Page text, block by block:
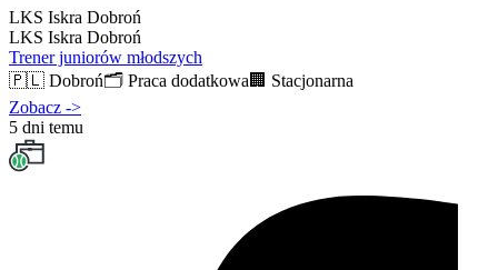
LKS Iskra Dobroń
LKS Iskra Dobroń
Trener juniorów młodszych
🇵🇱 Dobroń🗂️ Praca dodatkowa 🏢 Stacjonarna
Zobacz ->
5 dni temu